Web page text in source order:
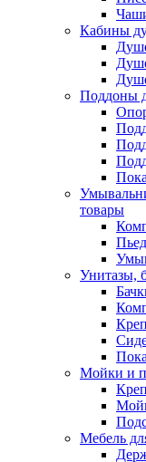
Кабины
Поддоны
товары
Унитазы,
Мойки и
Мебель